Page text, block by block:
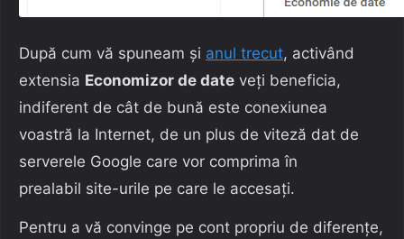
După cum vă spuneam și anul trecut, activând
extensia Economizor de date veți beneficia,
indiferent de cât de bună este conexiunea
voastră la Internet, de un plus de viteză dat de
serverele Google care vor comprima în
prealabil site-urile pe care le accesați.
Pentru a vă convinge pe cont propriu de diferențe,